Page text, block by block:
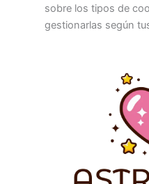
sobre los tipos de
gestionarlas según